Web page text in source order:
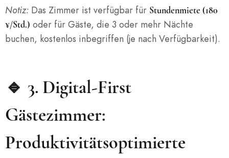
Notiz: Das Zimmer ist verfügbar für Stundenmiete (180
¥/Std.) oder für Gäste, die 3 oder mehr Nächte
buchen, kostenlos inbegriffen (je nach Verfügbarkeit).
🔹 3. Digital-First
Gästezimmer:
Produktivitätsoptimierte